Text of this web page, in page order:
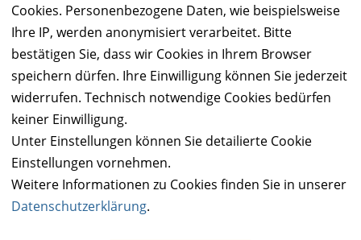
Cookies. Personenbezogene Daten, wie beispielsweise
Ihre IP, werden anonymisiert verarbeitet. Bitte
bestätigen Sie, dass wir Cookies in Ihrem Browser
speichern dürfen. Ihre Einwilligung können Sie jederzeit
widerrufen. Technisch notwendige Cookies bedürfen
keiner Einwilligung.
Unter Einstellungen können Sie detailierte Cookie
Einstellungen vornehmen.
Weitere Informationen zu Cookies finden Sie in unserer
Datenschutzerklärung.
Service & Hilfe
Mo. - Fr. 09:00-16:00
Tel.: +49 (0)941 46 39 63 90
»info@coupon-future.de